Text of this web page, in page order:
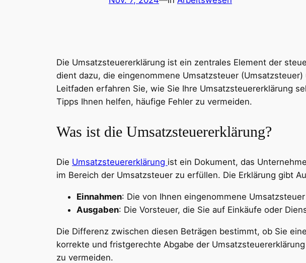
Die Umsatzsteuererklärung ist ein zentrales Element der
dient dazu, die eingenommene Umsatzsteuer
Leitfaden erfahren Sie, wie Sie Ihre Umsatzsteuererklärung
Tipps Ihnen helfen, häufige Fehler zu vermeiden.
Was ist die Umsatzsteuererklärung?
Die Umsatzsteuererklärung ist ein Dokument, das
im Bereich der Umsatzsteuer zu erfüllen. Die Erklärung gibt
Einnahmen: Die von Ihnen eingenommene
Ausgaben: Die Vorsteuer, die Sie auf Einkäufe oder
Die Differenz zwischen diesen Beträgen bestimmt, ob Sie
korrekte und fristgerechte Abgabe der
zu vermeiden.